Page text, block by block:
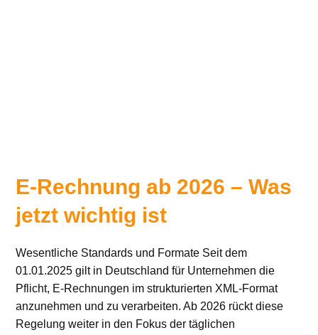
E-Rechnung ab 2026 – Was
jetzt wichtig ist
Wesentliche Standards und Formate Seit dem
01.01.2025 gilt in Deutschland für Unternehmen die
Pflicht, E-Rechnungen im strukturierten XML-Format
anzunehmen und zu verarbeiten. Ab 2026 rückt diese
Regelung weiter in den Fokus der täglichen